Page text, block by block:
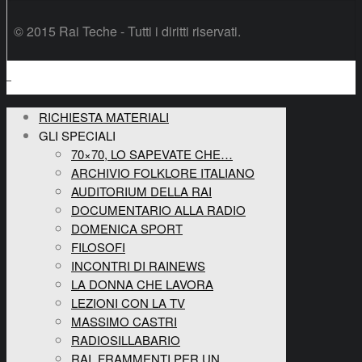
© 2015 Rai Teche - Tutti i diritti riservati.
RICHIESTA MATERIALI
GLI SPECIALI
70×70, LO SAPEVATE CHE…
ARCHIVIO FOLKLORE ITALIANO
AUDITORIUM DELLA RAI
DOCUMENTARIO ALLA RADIO
DOMENICA SPORT
FILOSOFI
INCONTRI DI RAINEWS
LA DONNA CHE LAVORA
LEZIONI CON LA TV
MASSIMO CASTRI
RADIOSILLABARIO
RAI, FRAMMENTI PER UN